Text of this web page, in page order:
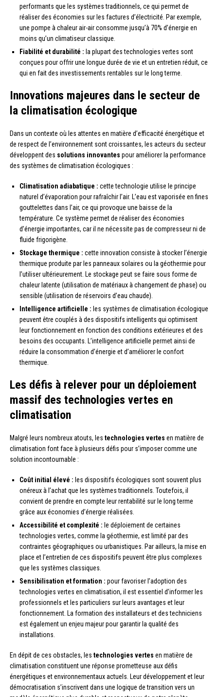
performants que les systèmes traditionnels, ce qui permet de
réaliser des économies sur les factures d’électricité. Par exemple,
une pompe à chaleur air-air consomme jusqu’à 70% d’énergie en
moins qu’un climatiseur classique.
Fiabilité et durabilité : la plupart des technologies vertes sont
conçues pour offrir une longue durée de vie et un entretien réduit, ce
qui en fait des investissements rentables sur le long terme.
Innovations majeures dans le secteur de
la climatisation écologique
Dans un contexte où les attentes en matière d’efficacité énergétique et
de respect de l’environnement sont croissantes, les acteurs du secteur
développent des solutions innovantes pour améliorer la performance
des systèmes de climatisation écologiques :
Climatisation adiabatique : cette technologie utilise le principe
naturel d’évaporation pour rafraîchir l’air. L’eau est vaporisée en fines
gouttelettes dans l’air, ce qui provoque une baisse de la
température. Ce système permet de réaliser des économies
d’énergie importantes, car il ne nécessite pas de compresseur ni de
fluide frigorigène.
Stockage thermique : cette innovation consiste à stocker l’énergie
thermique produite par les panneaux solaires ou la géothermie pour
l’utiliser ultérieurement. Le stockage peut se faire sous forme de
chaleur latente (utilisation de matériaux à changement de phase) ou
sensible (utilisation de réservoirs d’eau chaude).
Intelligence artificielle : les systèmes de climatisation écologique
peuvent être couplés à des dispositifs intelligents qui optimisent
leur fonctionnement en fonction des conditions extérieures et des
besoins des occupants. L’intelligence artificielle permet ainsi de
réduire la consommation d’énergie et d’améliorer le confort
thermique.
Les défis à relever pour un déploiement
massif des technologies vertes en
climatisation
Malgré leurs nombreux atouts, les technologies vertes en matière de
climatisation font face à plusieurs défis pour s’imposer comme une
solution incontournable :
Coût initial élevé : les dispositifs écologiques sont souvent plus
onéreux à l’achat que les systèmes traditionnels. Toutefois, il
convient de prendre en compte leur rentabilité sur le long terme
grâce aux économies d’énergie réalisées.
Accessibilité et complexité : le déploiement de certaines
technologies vertes, comme la géothermie, est limité par des
contraintes géographiques ou urbanistiques. Par ailleurs, la mise en
place et l’entretien de ces dispositifs peuvent être plus complexes
que les systèmes classiques.
Sensibilisation et formation : pour favoriser l’adoption des
technologies vertes en climatisation, il est essentiel d’informer les
professionnels et les particuliers sur leurs avantages et leur
fonctionnement. La formation des installateurs et des techniciens
est également un enjeu majeur pour garantir la qualité des
installations.
En dépit de ces obstacles, les technologies vertes en matière de
climatisation constituent une réponse prometteuse aux défis
énergétiques et environnementaux actuels. Leur développement et leur
démocratisation s’inscrivent dans une logique de transition vers un